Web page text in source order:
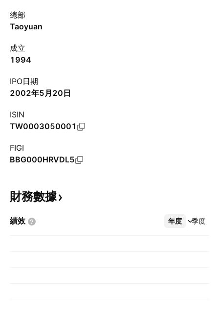
總部
Taoyuan
成立
1994
IPO日期
2002年5月20日
ISIN
TW0003050001
FIGI
BBG000HRVDL5
財務數據
績效 年度 季度
更多